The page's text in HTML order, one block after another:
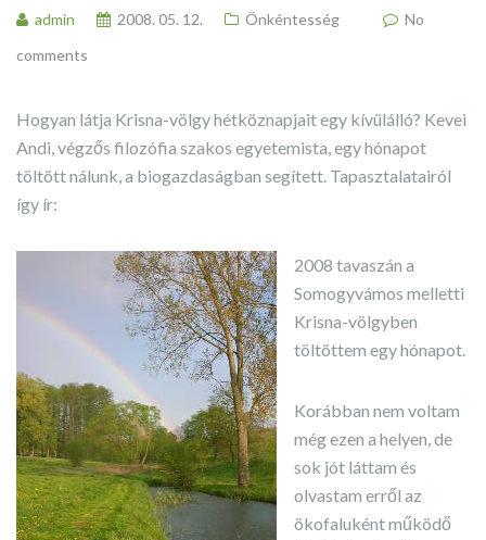
admin 2008. 05. 12. Önkéntesség
No
comments
Hogyan látja Krisna-völgy hétköznapjait egy kívülálló? Kevei
Andi, végzős filozófia szakos egyetemista, egy hónapot
töltött nálunk, a biogazdaságban segített. Tapasztalatairól
így ír:
2008 tavaszán a
Somogyvámos melletti
Krisna-völgyben
töltöttem egy hónapot.
Korábban nem voltam
még ezen a helyen, de
sok jót láttam és
olvastam erről az
ökofaluként működő